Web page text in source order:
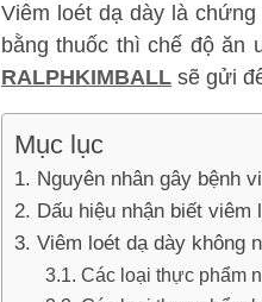
Viêm loét dạ dày là
bằng thuốc thì chế độ ăn
RALPHKIMBALL sẽ gửi
Mục lục
Nguyên nhân gây bệnh
Dấu hiệu nhận biết viêm
Viêm loét dạ dày không
Các loại thực phẩm